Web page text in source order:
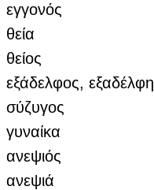
εγγονός
θεία
θείος
εξάδελφος, εξαδέλφη
σύζυγος
γυναίκα
ανεψιός
ανεψιά